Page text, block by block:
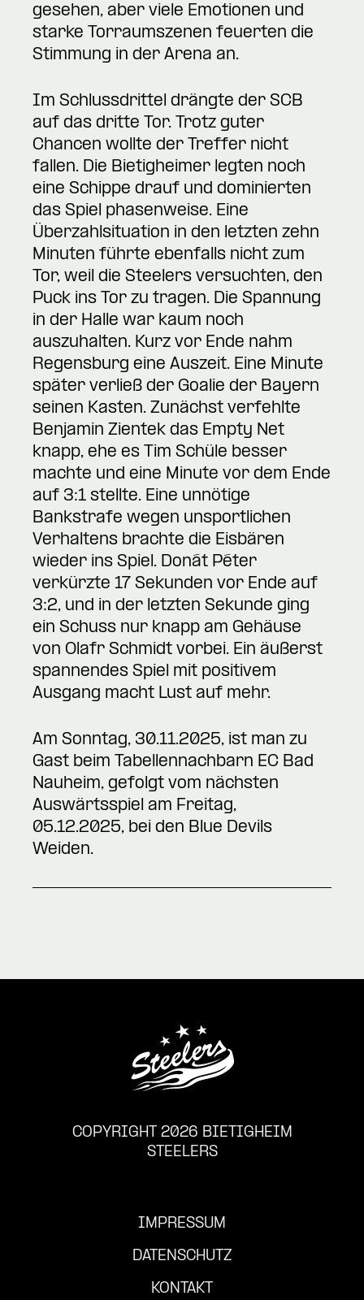
gesehen, aber viele Emotionen und
starke Torraumszenen feuerten die
Stimmung in der Arena an.
Im Schlussdrittel drängte der SCB
auf das dritte Tor. Trotz guter
Chancen wollte der Treffer nicht
fallen. Die Bietigheimer legten noch
eine Schippe drauf und dominierten
das Spiel phasenweise. Eine
Überzahlsituation in den letzten zehn
Minuten führte ebenfalls nicht zum
Tor, weil die Steelers versuchten, den
Puck ins Tor zu tragen. Die Spannung
in der Halle war kaum noch
auszuhalten. Kurz vor Ende nahm
Regensburg eine Auszeit. Eine Minute
später verließ der Goalie der Bayern
seinen Kasten. Zunächst verfehlte
Benjamin Zientek das Empty Net
knapp, ehe es Tim Schüle besser
machte und eine Minute vor dem Ende
auf 3:1 stellte. Eine unnötige
Bankstrafe wegen unsportlichen
Verhaltens brachte die Eisbären
wieder ins Spiel. Donát Péter
verkürzte 17 Sekunden vor Ende auf
3:2, und in der letzten Sekunde ging
ein Schuss nur knapp am Gehäuse
von Olafr Schmidt vorbei. Ein äußerst
spannendes Spiel mit positivem
Ausgang macht Lust auf mehr.
Am Sonntag, 30.11.2025, ist man zu
Gast beim Tabellennachbarn EC Bad
Nauheim, gefolgt vom nächsten
Auswärtsspiel am Freitag,
05.12.2025, bei den Blue Devils
Weiden.
COPYRIGHT 2026 BIETIGHEIM
STEELERS
IMPRESSUM
DATENSCHUTZ
KONTAKT